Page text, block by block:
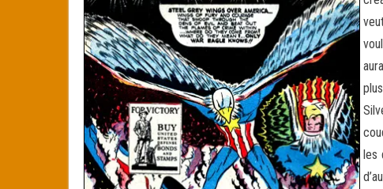
les